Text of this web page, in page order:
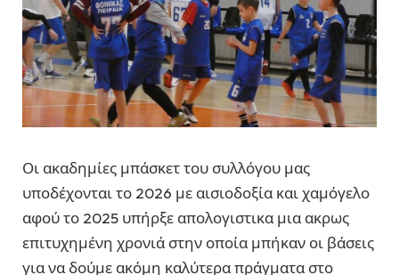
Οι ακαδημίες μπάσκετ του συλλόγου μας
υποδέχονται το 2026 με αισιοδοξία και χαμόγελο
αφού το 2025 υπήρξε απολογιστικα μια ακρως
επιτυχημένη χρονιά στην οποία μπήκαν οι βάσεις
για να δούμε ακόμη καλύτερα πράγματα στο